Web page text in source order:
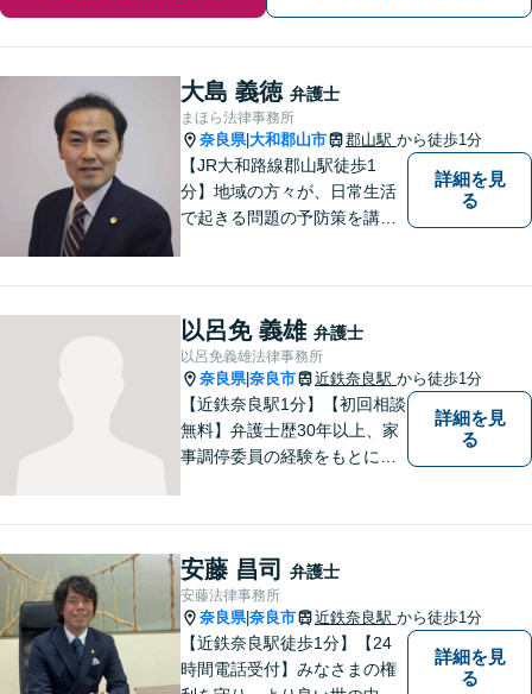
大島 義徳 弁護士
まほら法律事務所
奈良県|大和郡山市 郡山駅 から徒歩1分
【JR大和路線郡山駅徒歩1
分】地域の方々が、日常生活
で起きる問題の予防策を講じ
身近な弁護士を目指していま
す。
詳細を見
る
以呂免 義雄 弁護士
以呂免義雄法律事務所
奈良県|奈良市 近鉄奈良駅 から徒歩1分
【近鉄奈良駅1分】【初回相談
無料】弁護士歴30年以上、家
事調停委員の経験をもとに複
発生前のご相談も受け付けて
おります。【電話相談可】
詳細を見
る
安藤 昌司 弁護士
安藤法律事務所
奈良県|奈良市 近鉄奈良駅 から徒歩1分
【近鉄奈良駅徒歩1分】【24
時間電話受付】みなさまの権
詳細を見
る